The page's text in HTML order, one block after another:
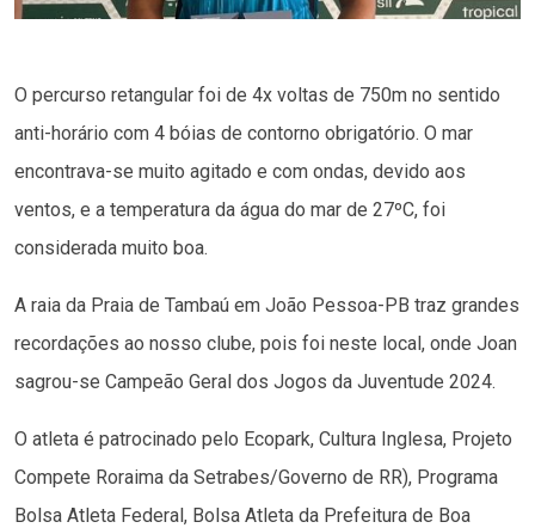
O percurso retangular foi de 4x voltas de 750m no sentido
anti-horário com 4 bóias de contorno obrigatório. O mar
encontrava-se muito agitado e com ondas, devido aos
ventos, e a temperatura da água do mar de 27ºC, foi
considerada muito boa.
A raia da Praia de Tambaú em João Pessoa-PB traz grandes
recordações ao nosso clube, pois foi neste local, onde Joan
sagrou-se Campeão Geral dos Jogos da Juventude 2024.
O atleta é patrocinado pelo Ecopark, Cultura Inglesa, Projeto
Compete Roraima da Setrabes/Governo de RR), Programa
Bolsa Atleta Federal, Bolsa Atleta da Prefeitura de Boa